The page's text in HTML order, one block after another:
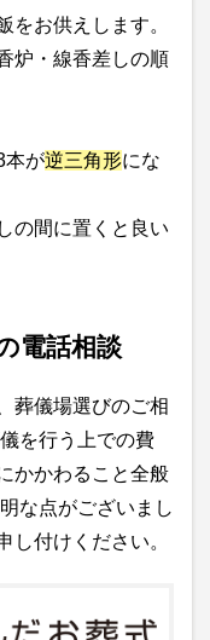
をお供えします。
炉・線香差しの順
本が逆三角形にな
の間に置くと良い
電話相談
葬儀場選びのご相
を行う上での費
かかわること全般
な点がございまし
し付けください。